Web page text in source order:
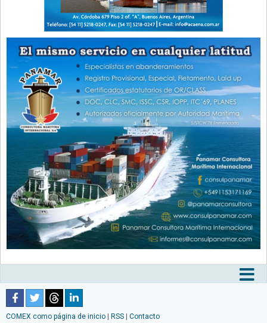
COMEX como página de inicio | RSS | Contacto